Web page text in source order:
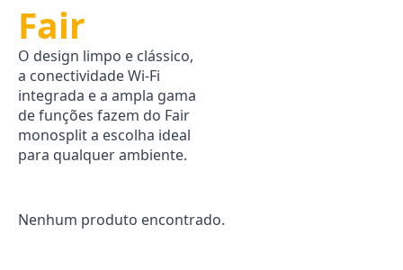
Fair
O design limpo e clássico,
a conectividade Wi-Fi
integrada e a ampla gama
de funções fazem do Fair
monosplit a escolha ideal
para qualquer ambiente.
Nenhum produto encontrado.